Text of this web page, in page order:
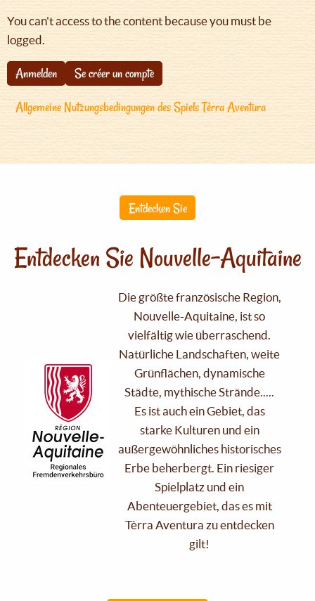
You can't access to the content because you must be
logged.
Anmelden
Se créer un compte
Allgemeine Nutzungsbedingungen des Spiels Tèrra Aventura
Entdecken Sie
Entdecken Sie Nouvelle-Aquitaine
Die größte französische Region,
Nouvelle-Aquitaine, ist so
vielfältig wie überraschend.
Natürliche Landschaften, weite
Grünflächen, dynamische
Städte, mythische Strände.....
Es ist auch ein Gebiet, das
starke Kulturen und ein
außergewöhnliches historisches
Erbe beherbergt. Ein riesiger
Spielplatz und ein
Abenteuergebiet, das es mit
Tèrra Aventura zu entdecken
gilt!